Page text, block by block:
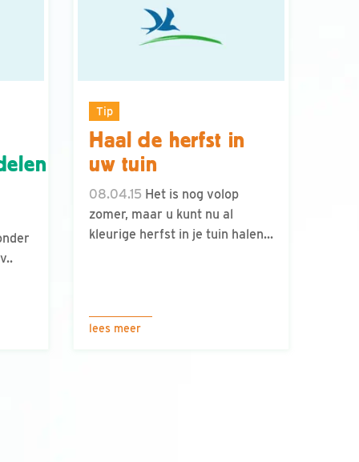
Tip
Haal de herfst in
uw tuin
08.04.15 Het is nog volop
zomer, maar u kunt nu al
kleurige herfst in je tuin halen...
lees meer